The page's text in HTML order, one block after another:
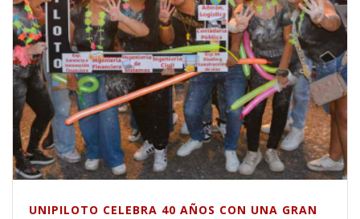
UNIPILOTO CELEBRA 40 AÑOS CON UNA GRAN